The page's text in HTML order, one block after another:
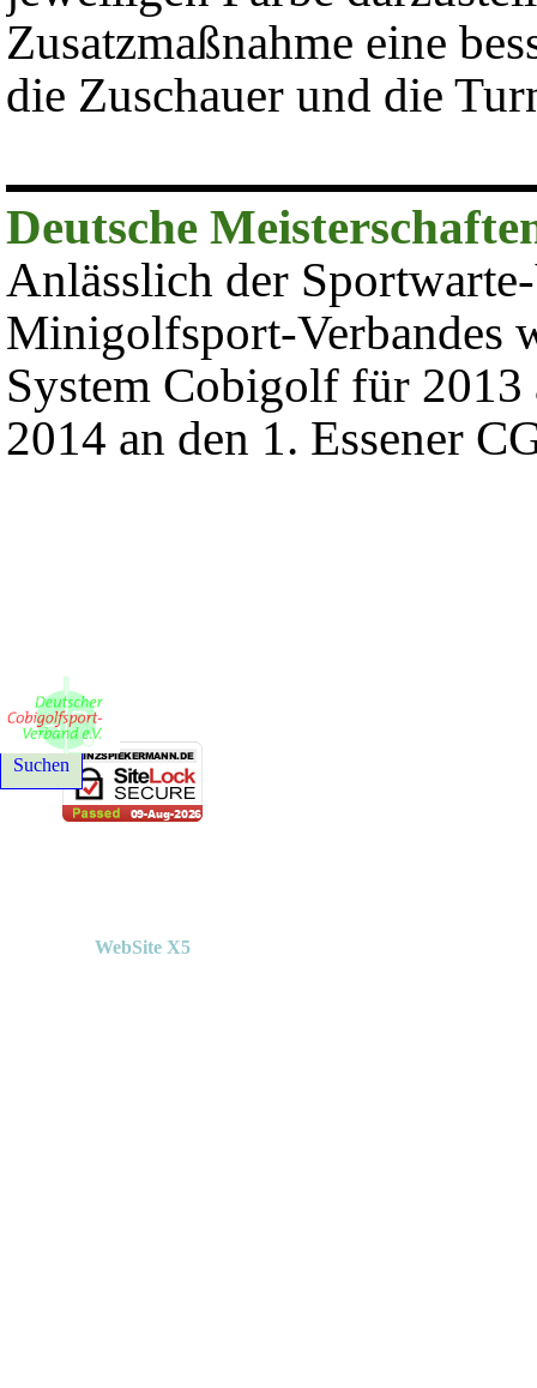
Zusatzmaßnahme eine
die Zuschauer und die
Deutsche
Anlässlich der
Minigolfsport-Verbandes
System Cobigolf für
2014 an den 1. Essener
© 2021-2026 Deutscher Cobigolfsport-Verband e. V. - Alle
Suchen
WebSite X5